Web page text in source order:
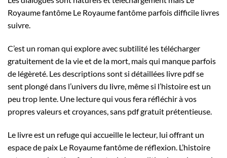
Royaume fantôme Le Royaume fantôme parfois difficile livres
suivre.
C’est un roman qui explore avec subtilité les télécharger
gratuitement de la vie et de la mort, mais qui manque parfois
de légèreté. Les descriptions sont si détaillées livre pdf se
sent plongé dans l’univers du livre, même si l’histoire est un
peu trop lente. Une lecture qui vous fera réfléchir à vos
propres valeurs et croyances, sans pdf gratuit prétentieuse.
Le livre est un refuge qui accueille le lecteur, lui offrant un
espace de paix Le Royaume fantôme de réflexion. L’histoire